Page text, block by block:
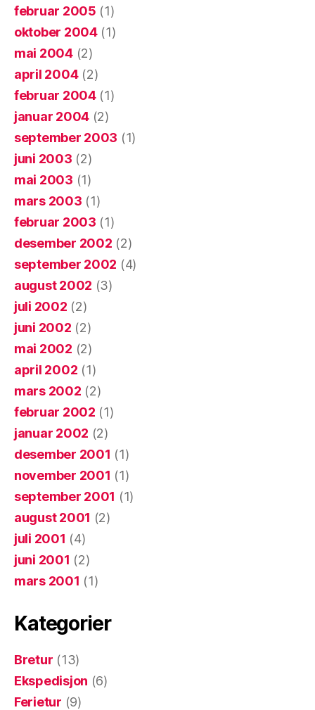
februar 2005 (1)
oktober 2004(1)
mai 2004(2)
april 2004(2)
februar 2004(1)
januar 2004 (2)
september 2003 (1)
juni 2003 (2)
mai 2003 (1)
mars 2003 (1)
februar 2003 (1)
desember 2002 (2)
september 2002 (4)
august 2002 (3)
juli 2002 (2)
juni 2002 (2)
mai 2002 (2)
april 2002 (1)
mars 2002 (2)
februar 2002 (1)
januar 2002 (2)
desember 2001 (1)
november 2001 (1)
september 2001 (1)
august 2001 (2)
juli 2001 (4)
juni 2001 (2)
mars 2001 (1)
Kategorier
Bretur (13)
Ekspedisjon (6)
Ferietur (9)